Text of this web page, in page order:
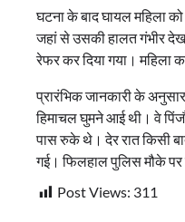
घटना के बाद घायल महिला
जहां से उसकी हालत गंभीर
रेफर कर दिया गया। महिला
प्रारंभिक जानकारी के
हिमाचल घुमने आई थी। वे
पास रुके थे। देर रात किसी
गई। फिलहाल पुलिस मौके
Post Views: 311